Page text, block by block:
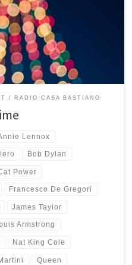
e Meraviglioso Natale
delle 20 playlist di Natale
e mi metto a scegliere e
RADIO CASA BASTIANO
Lennox
Bob Dylan
Power
Francesco De Gregori
James Taylor
Armstrong
Nat King Cole
Queen